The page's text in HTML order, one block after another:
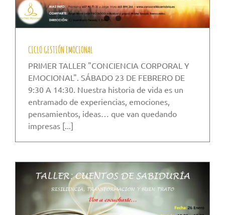
CICLO GESTIÓN EMOCIONAL
PRIMER TALLER "CONCIENCIA CORPORAL Y
EMOCIONAL". SÁBADO 23 DE FEBRERO DE
9:30 A 14:30. Nuestra historia de vida es un
entramado de experiencias, emociones,
pensamientos, ideas… que van quedando
impresas [...]